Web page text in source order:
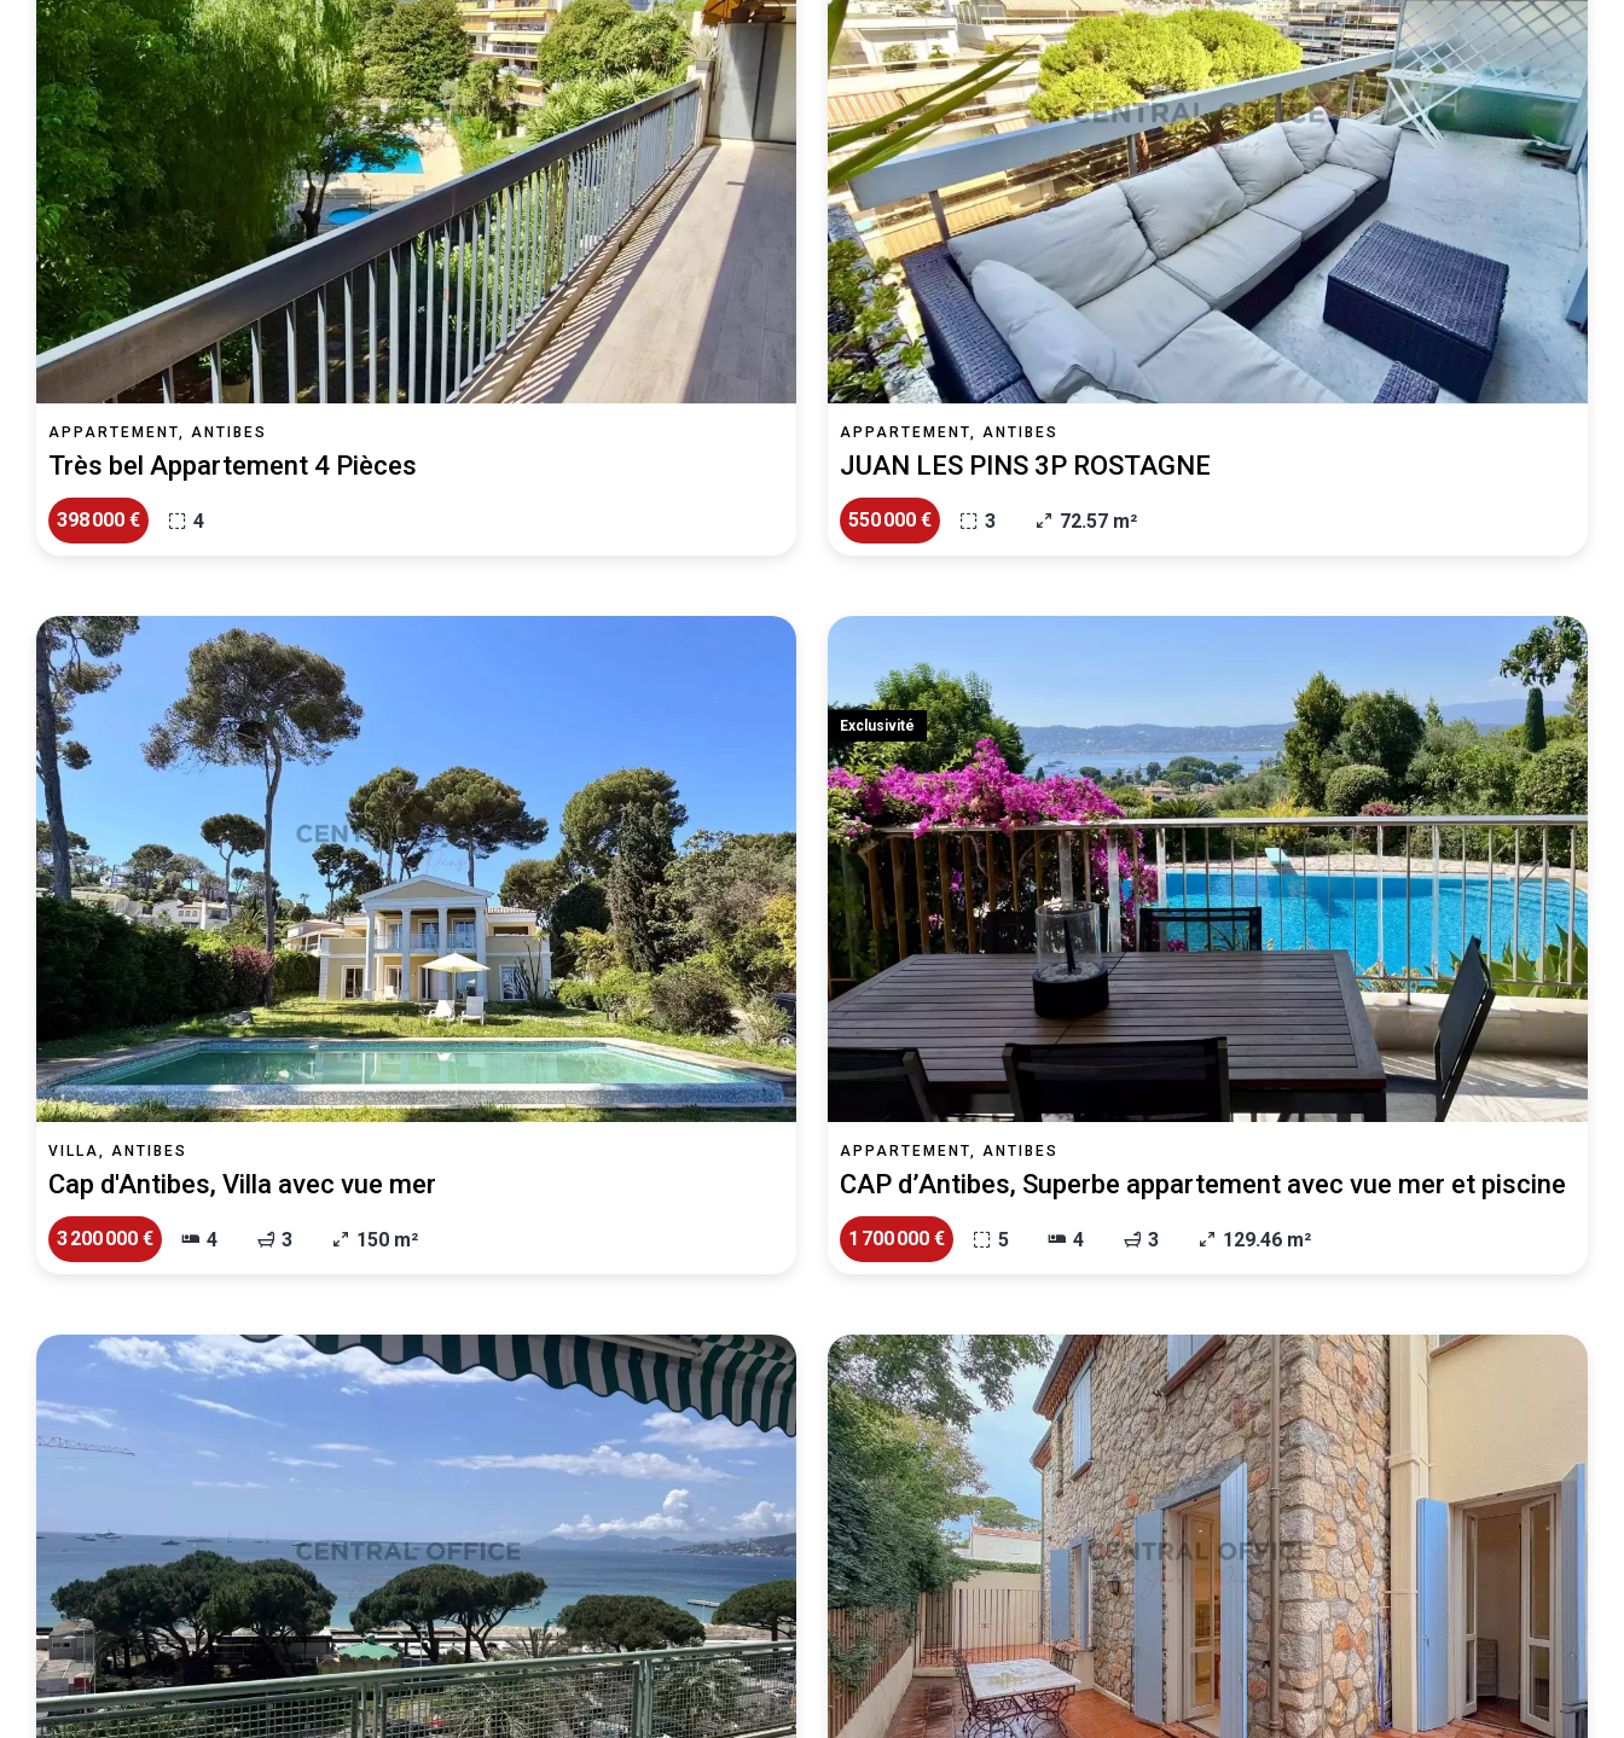
APPARTEMENT, ANTIBES
Très bel Appartement 4 Pièces
398 000 € 4
APPARTEMENT, ANTIBES
JUAN LES PINS 3P ROSTAGNE
550 000 € 3 72.57 m²
VILLA, ANTIBES
Cap d'Antibes, Villa avec vue mer
3 200 000 € 4 3 150 m²
APPARTEMENT, ANTIBES
CAP d’Antibes, Superbe appartement avec vue mer et piscine
1 700 000 € 5 4 3 129.46 m²
Exclusivité